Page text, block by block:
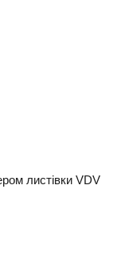
листівки VDV